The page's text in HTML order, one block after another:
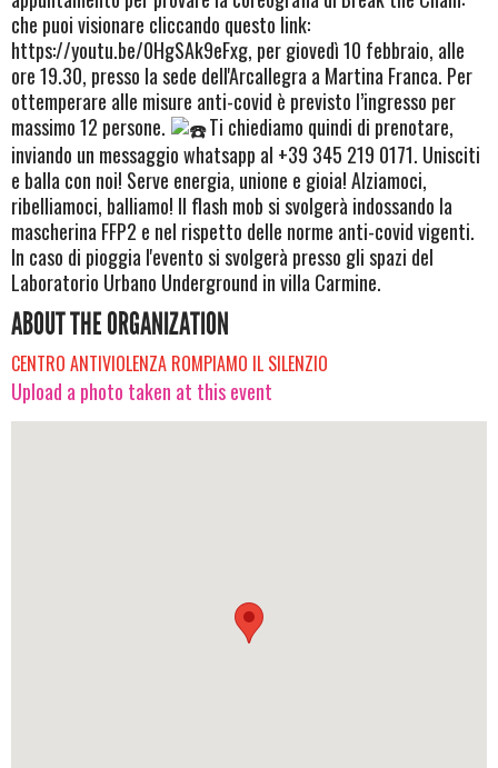
che puoi visionare cliccando questo link:
https://youtu.be/0HgSAk9eFxg, per giovedì 10 febbraio, alle
ore 19.30, presso la sede dell'Arcallegra a Martina Franca. Per
ottemperare alle misure anti-covid è previsto l’ingresso per
massimo 12 persone.
Ti chiediamo quindi di prenotare,
inviando un messaggio whatsapp al +39 345 219 0171. Unisciti
e balla con noi! Serve energia, unione e gioia! Alziamoci,
ribelliamoci, balliamo! Il flash mob si svolgerà indossando la
mascherina FFP2 e nel rispetto delle norme anti-covid vigenti.
In caso di pioggia l'evento si svolgerà presso gli spazi del
Laboratorio Urbano Underground in villa Carmine.
ABOUT THE ORGANIZATION
CENTRO ANTIVIOLENZA ROMPIAMO IL SILENZIO
Upload a photo taken at this event